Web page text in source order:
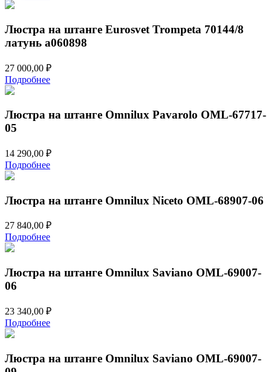
Люстра на штанге Eurosvet Trompeta 70144/8
латунь a060898
27 000,00 ₽
Подробнее
Люстра на штанге Omnilux Pavarolo OML-67717-
05
14 290,00 ₽
Подробнее
Люстра на штанге Omnilux Niceto OML-68907-06
27 840,00 ₽
Подробнее
Люстра на штанге Omnilux Saviano OML-69007-
06
23 340,00 ₽
Подробнее
Люстра на штанге Omnilux Saviano OML-69007-